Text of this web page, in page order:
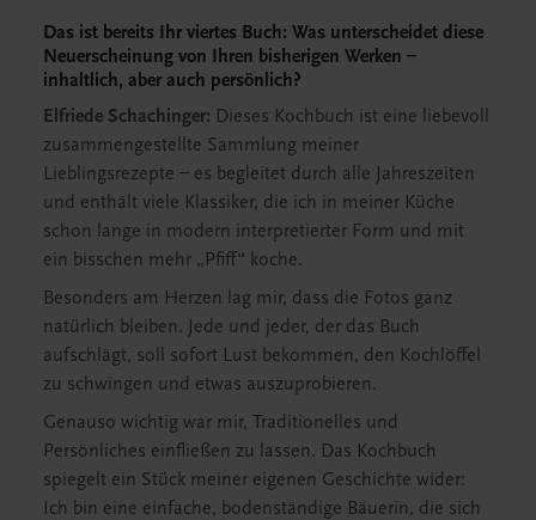
Das ist bereits Ihr viertes Buch: Was unterscheidet diese
Neuerscheinung von Ihren bisherigen Werken –
inhaltlich, aber auch persönlich?
Elfriede Schachinger: Dieses Kochbuch ist eine liebevoll
zusammengestellte Sammlung meiner
Lieblingsrezepte – es begleitet durch alle Jahreszeiten
und enthält viele Klassiker, die ich in meiner Küche
schon lange in modern interpretierter Form und mit
ein bisschen mehr „Pfiff“ koche.
Besonders am Herzen lag mir, dass die Fotos ganz
natürlich bleiben. Jede und jeder, der das Buch
aufschlägt, soll sofort Lust bekommen, den Kochlöffel
zu schwingen und etwas auszuprobieren.
Genauso wichtig war mir, Traditionelles und
Persönliches einfließen zu lassen. Das Kochbuch
spiegelt ein Stück meiner eigenen Geschichte wider:
Ich bin eine einfache, bodenständige Bäuerin, die sich